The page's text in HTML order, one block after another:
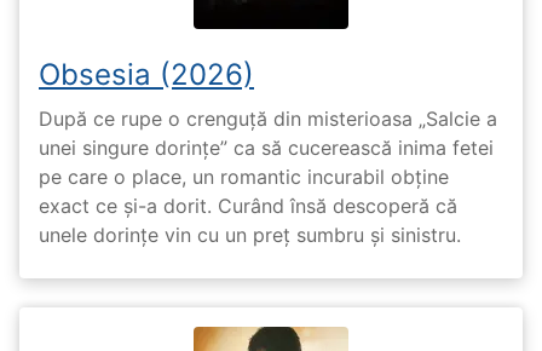
Obsesia (2026)
După ce rupe o crenguță din misterioasa „Salcie a
unei singure dorințe” ca să cucerească inima fetei
pe care o place, un romantic incurabil obține
exact ce și-a dorit. Curând însă descoperă că
unele dorințe vin cu un preț sumbru și sinistru.